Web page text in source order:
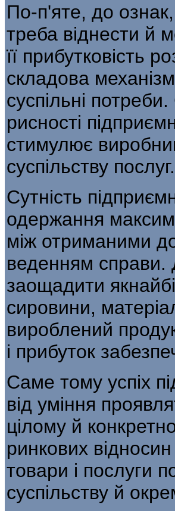
По-п'яте, до
треба віднес­ти й
її прибутковість
складова
суспільні
рисності
стимулює
суспільству послуг.
Сутність
одержання
між отриманими
веденням справи.
заощадити
сировини,
вироблений
і прибуток
Саме тому успіх
від уміння
цілому й
ринкових
товари і послуги
суспільству й